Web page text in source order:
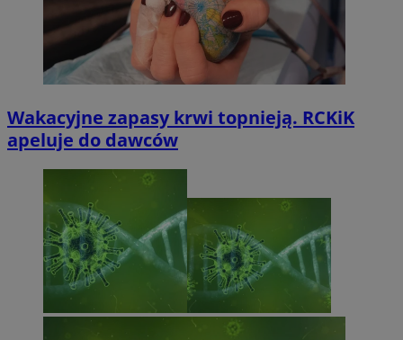
Wakacyjne zapasy krwi topnieją. RCKiK
apeluje do dawców